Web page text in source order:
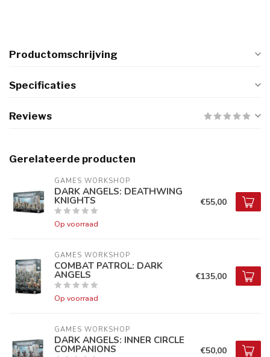
Productomschrijving
Specificaties
Reviews
Gerelateerde producten
GAMES WORKSHOP
DARK ANGELS: DEATHWING
KNIGHTS
Op voorraad
€55,00
GAMES WORKSHOP
COMBAT PATROL: DARK
ANGELS
Op voorraad
€135,00
GAMES WORKSHOP
DARK ANGELS: INNER CIRCLE
COMPANIONS €50,00